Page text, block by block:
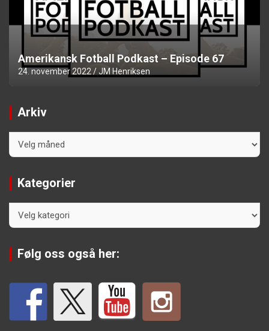
Amerikansk Fotball Podkast – Episode 67
24. november 2022 JM Henriksen
Arkiv
Kategorier
Følg oss også her: